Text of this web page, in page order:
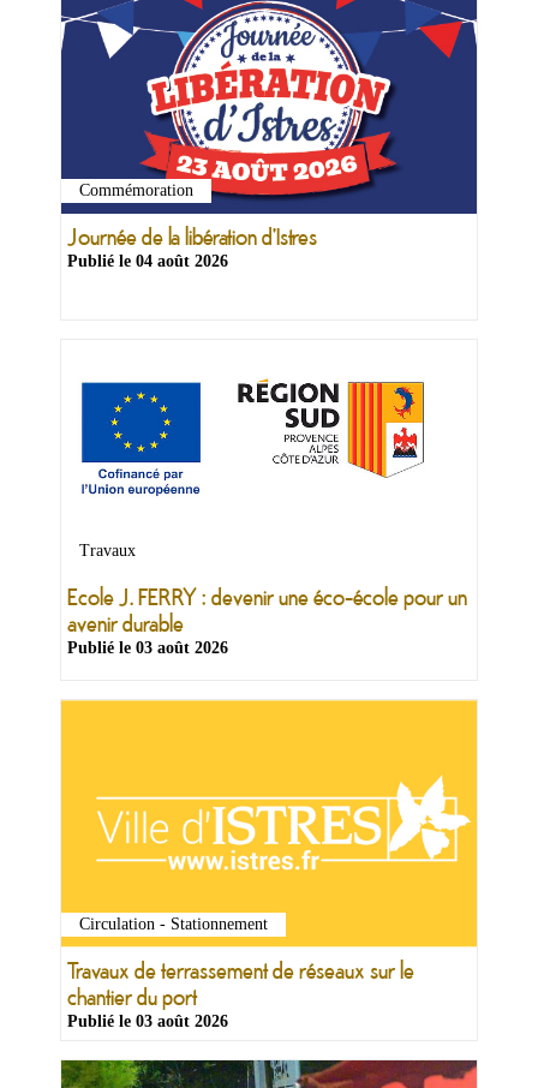
Ma
mairie
Ma
Culture
Tourisme
Sports
Infos
Travaux/Voirie
Commémoration
Journée de la libération d'Istres
Publié le 04 août 2026
Travaux
Ecole J. FERRY : devenir une éco-école pour un
avenir durable
Publié le 03 août 2026
Circulation - Stationnement
Travaux de terrassement de réseaux sur le
chantier du port
Publié le 03 août 2026